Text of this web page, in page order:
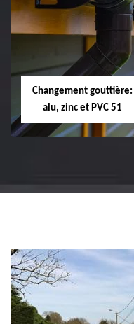
Réparation et
changement de
tuile de rive 51
Changement gouttière:
alu, zinc et PVC 51
et PVC 51